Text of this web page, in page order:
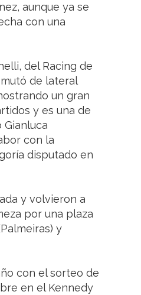
aunque ya se
con una
del Racing de
de lateral
un gran
y es una de
Gianluca
con la
disputado en
y volvieron a
por una plaza
y
con el sorteo de
en el Kennedy